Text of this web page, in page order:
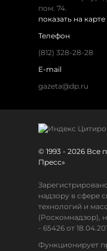
пом. 74.
показать на карте
Телефон
(812) 328-28-28
E-mail
gazeta@dp.ru
© 1993 - 2026
Пресс»
надзору в сфере
технологий и
(Роскомнадзор),
- 65426 от
Функционирует